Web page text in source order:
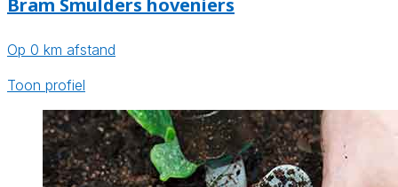
Op 0 km afstand
Toon profiel